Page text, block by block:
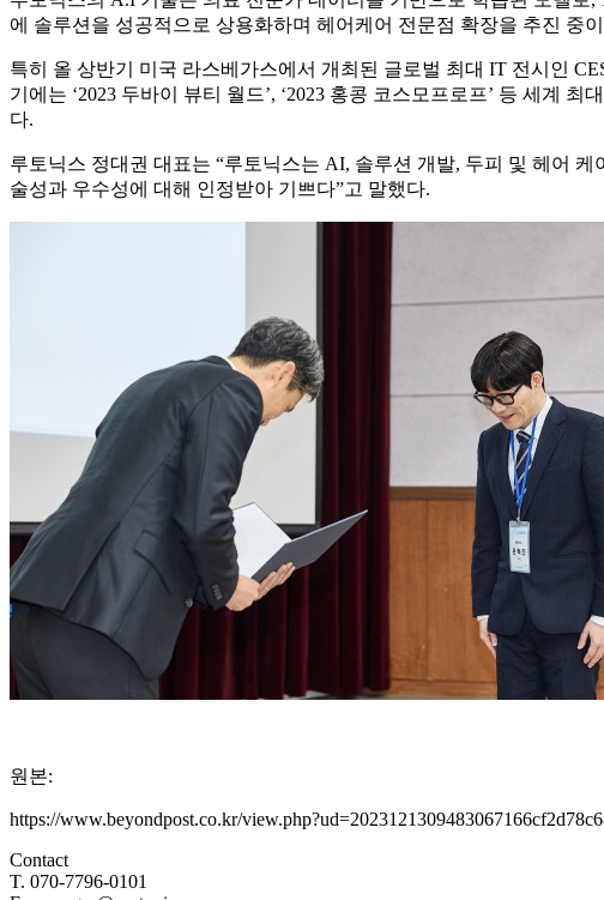
에 솔루션을 성공적으로 상용화하며 헤어케어 전문점 확장을 추진 중
특히 올 상반기 미국 라스베가스에서 개최된 글로벌 최대 IT 전시인
기에는 ‘2023 두바이 뷰티 월드’, ‘2023 홍콩 코스모프로프’ 등 세계
다.
루토닉스 정대권 대표는 “루토닉스는 AI, 솔루션 개발, 두피 및 헤어
술성과 우수성에 대해 인정받아 기쁘다”고 말했다.
원본:
https://www.beyondpost.co.kr/
Contact
T. 070-7796-0101